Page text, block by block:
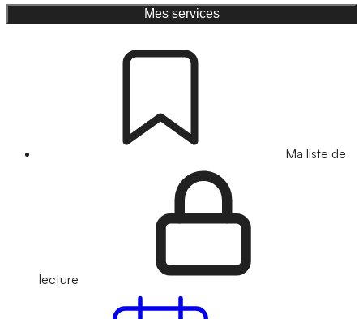
Mes services
Ma liste de
lecture